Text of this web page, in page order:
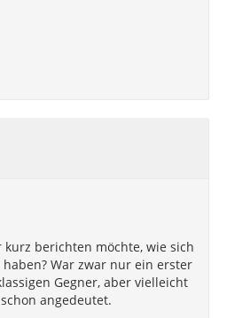
berichten möchte, wie sich
haben? War zwar nur ein erster
Gegner, aber vielleicht
angedeutet.